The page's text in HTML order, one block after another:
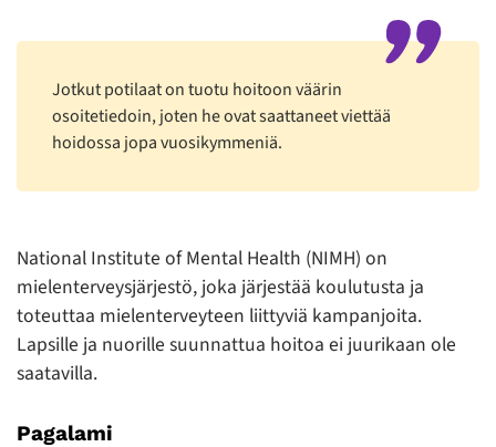
Jotkut potilaat on tuotu hoitoon väärin
osoitetiedoin, joten he ovat saattaneet viettää
hoidossa jopa vuosikymmeniä.
National Institute of Mental Health (NIMH) on
mielenterveysjärjestö, joka järjestää koulutusta ja
toteuttaa mielenterveyteen liittyviä kampanjoita.
Lapsille ja nuorille suunnattua hoitoa ei juurikaan ole
saatavilla.
Pagalami